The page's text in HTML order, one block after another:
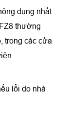
dụng nhất
thường
trong các cửa
lổi do nhà